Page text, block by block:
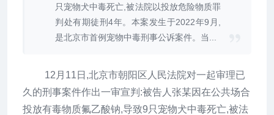
只宠物犬中毒死亡,被法院以投放危险物质罪
判处有期徒刑4年。本案发生于2022年9月,
是北京市首例宠物中毒刑事公诉案件。当...
12月11日,北京市朝阳区人民法院对一起审理已
久的刑事案件作出一审宣判:被告人张某因在公共场合
投放有毒物质氟乙酸钠,导致9只宠物犬中毒死亡,被法